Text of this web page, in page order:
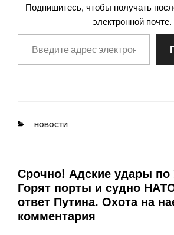
Подпишитесь, чтобы получать
электронной почте.
Введите адрес электронной почты…
РУБРИКИ
НОВОСТИ
Срочно! Адские удары по
Горят порты и судно
ответ Путина. Охота на
комментария